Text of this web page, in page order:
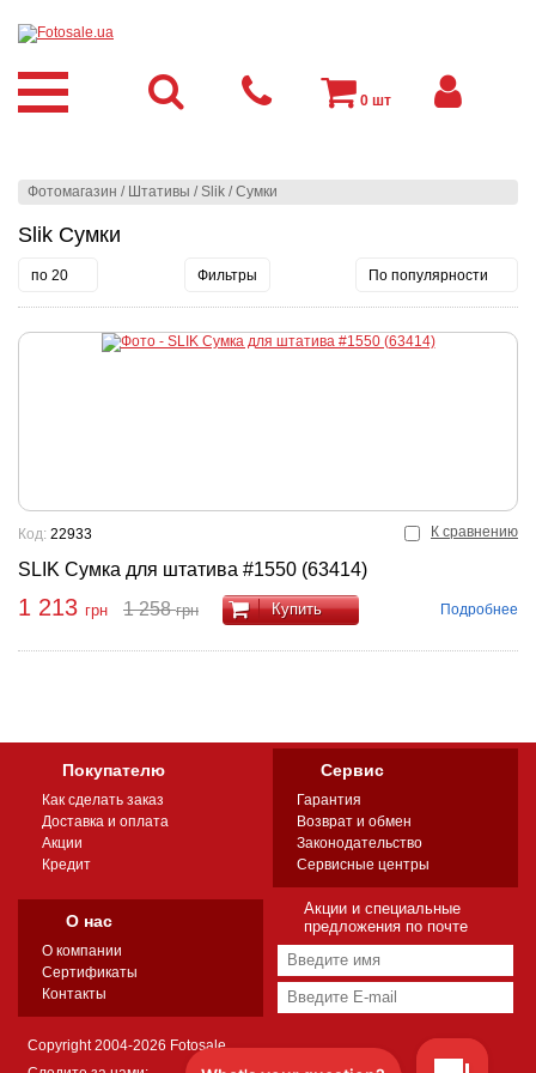
Фотомагазин / Штативы /Slik /Сумки
Slik Сумки
по 20 Фильтры По популярности
К сравнению
SLIK Сумка для штатива #1550 (63414)
Код: 22933
1 213 грн 1 258грн Купить Подробнее
0 шт
Покупателю
Как сделать заказ
Доставка и оплата
Акции
Кредит
Сервис
Гарантия
Возврат и обмен
Законодательство
Сервисные центры
О нас
О компании
Сертификаты
Контакты
Акции и специальные
предложения по почте
Copyright 2004-2026 Fotosale